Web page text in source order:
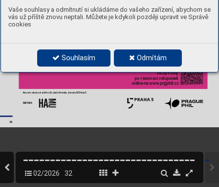
Vaše souhlasy a odmítnutí si ukládáme do vašeho zařízení, abychom se
vás už příště znovu neptali. Můžete je kdykoli později upravit ve Správě
cookies
Souhlasím Odmítám
Laureáti soutěže
a zahraniční hosté
Leoš Svárovský
Koncert se koná pod záštitou Bc. Lukáše Herolda, starosty MČ Praha 5
P A RTNER
Vstup volný
po rezervaci vstupenek
online na www.prgphil.cz
32
02/2026 32